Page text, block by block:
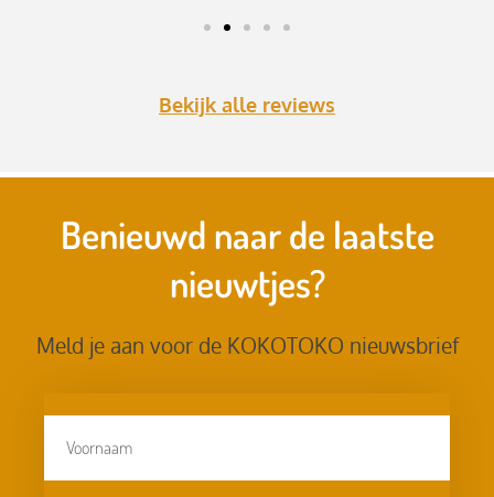
Bekijk alle reviews
Benieuwd naar de laatste
nieuwtjes?
Meld je aan voor de KOKOTOKO nieuwsbrief